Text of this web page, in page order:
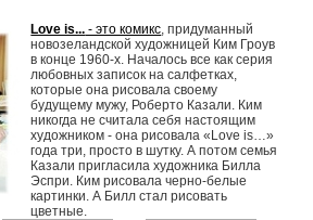
Love is... - это комикс, придуманный
новозеландской художницей Ким Гроув
в конце 1960-х. Началось все как серия
любовных записок на салфетках,
которые она рисовала своему
будущему мужу, Роберто Казали. Ким
никогда не считала себя настоящим
художником - она рисовала «Love is…»
года три, просто в шутку. А потом семья
Казали пригласила художника Билла
Эспри. Ким рисовала черно-белые
картинки. А Билл стал рисовать
цветные.